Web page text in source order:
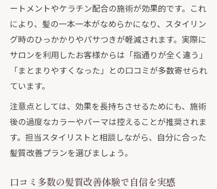
ートメントやケラチン配合の施術が効果的です。これ
により、髪の一本一本がなめらかになり、スタイリン
グ時のひっかかりやパサつきが軽減されます。実際に
サロンを利用したお客様からは「指通りが全く違う」
「まとまりやすくなった」との口コミが多数寄せられ
ています。
注意点としては、効果を長持ちさせるためにも、施術
後の過度なカラーやパーマは控えることが推奨されま
す。担当スタイリストと相談しながら、自分に合った
髪質改善プランを選びましょう。
口コミ多数の髪質改善体験で自信を実感